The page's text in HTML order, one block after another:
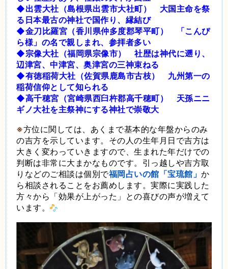
◆出雲大社（島根県出雲市大社町） 大国主命を祭
る日本最古の神社で国作り、縁結び
◆金刀比羅宮（香川県仲多度郡琴平町） 「こんぴ
ら様」の名で親しまれ、参拝者多い
◆宗像大社（福岡県宗像市） 社歴は神代に遡り、
辺津宮、中津宮、奥津宮の三神束ねる
◆有徳稲荷大社（佐賀県鹿島市古枝） 九州第一の
稲荷信仰として知られる
◆高千穂宮（宮崎県西臼杵郡高千穂町） 天孫ニニ
ギノ大社を主祭神にする神社で崇敬大
※方位に関しては、あくまで基本的な年盤からのみ
の吉方を示しています。その人の生年月日で吉方は
大きく変わっていきますので、生まれた年だけでの
判断は非常に大まかなものです。引っ越しや吉方取
りなどのご相談は個別で福岡占いの館「宝琉館」か
ら相談されることをお薦めします。実際に実践した
方々から「効果が上がった」との喜びの声が増えて
います。